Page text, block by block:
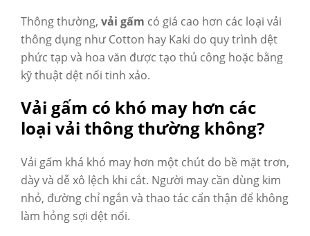
Thông thường, vải gấm có giá cao hơn các loại vải
thông dụng như Cotton hay Kaki do quy trình dệt
phức tạp và hoa văn được tạo thủ công hoặc bằng
kỹ thuật dệt nổi tinh xảo.
Vải gấm có khó may hơn các
loại vải thông thường không?
Vải gấm khá khó may hơn một chút do bề mặt trơn,
dày và dễ xô lệch khi cắt. Người may cần dùng kim
nhỏ, đường chỉ ngắn và thao tác cẩn thận để không
làm hỏng sợi dệt nổi.